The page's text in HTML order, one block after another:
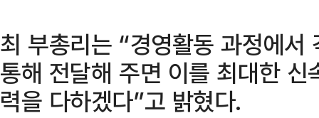
최 부총리는 “경영활동 과정에
통해 전달해 주면 이를 최대한
력을 다하겠다”고 밝혔다.